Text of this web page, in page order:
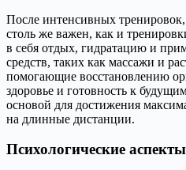
После интенсивных
столь же важен, как и
в себя отдых, гидратацию и
средств, таких как массажи и
помогающие восстановлению
здоровье и готовность к
основой для достижения
на длинные дистанции.
Психологические